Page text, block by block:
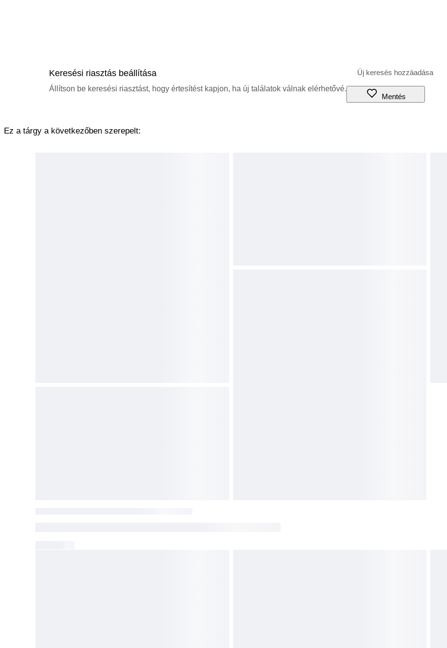
Keresési riasztás beállítása
Állítson be keresési riasztást, hogy értesítést kapjon, ha új találatok válnak elérhetővé.
Mentés
Ez a tárgy a következőben szerepelt: